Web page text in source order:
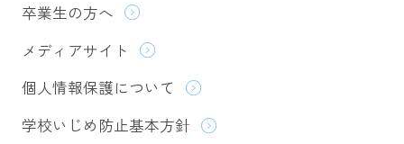
卒業生の方へ
メディアサイト
個人情報保護について
学校いじめ防止基本方針